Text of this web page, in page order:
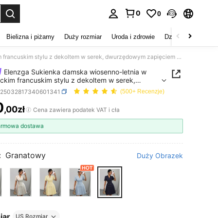
0 0
Bielizna i piżamy Duży rozmiar Uroda i zdrowie Dzieci
Elenzga Sukienka damska wiosenno-letnia w eleganckim francuskim stylu z dekoltem w serek, dwurzędowym zapięciem w talii, w kształcie litery A, z krótkim rękawem
Elenzga Sukienka damska wiosenno-letnia w
francuskim stylu z dekoltem w serek,
zapięciem w talii, w kształcie litery A, z
rękawem
(500+ Recenzje)
AND AVAILABILITY
,00zł Cena zawiera podatek VAT i cła
dostawa
Granatowy Duży Obrazek
US Rozmiar